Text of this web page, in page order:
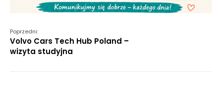
Poprzedni:
Volvo Cars Tech Hub Poland –
wizyta studyjna